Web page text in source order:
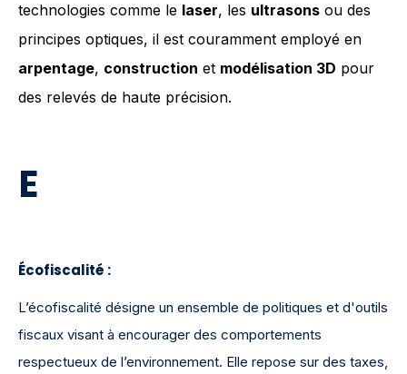
technologies comme le laser, les ultrasons ou des
principes optiques, il est couramment employé en
arpentage, construction et modélisation 3D pour
des relevés de haute précision.
E
Écofiscalité :
L’écofiscalité désigne un ensemble de politiques et d'outils
fiscaux visant à encourager des comportements
respectueux de l’environnement. Elle repose sur des taxes,